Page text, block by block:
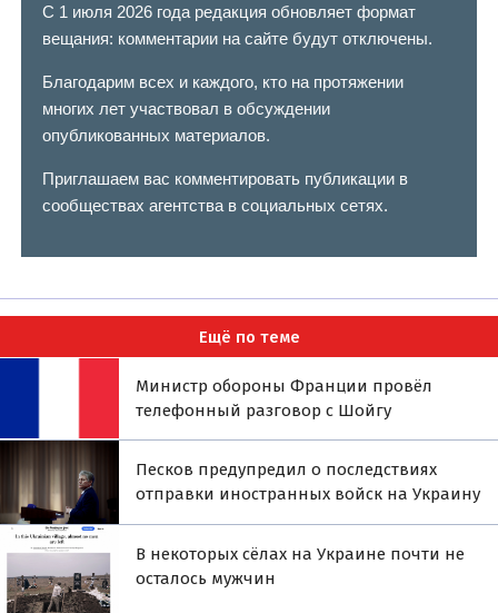
С 1 июля 2026 года редакция обновляет формат
вещания: комментарии на сайте будут отключены.
Благодарим всех и каждого, кто на протяжении
многих лет участвовал в обсуждении
опубликованных материалов.
Приглашаем вас комментировать публикации в
сообществах агентства в социальных сетях.
Ещё по теме
Министр обороны Франции провёл
телефонный разговор с Шойгу
Песков предупредил о последствиях
отправки иностранных войск на Украину
В некоторых сёлах на Украине почти не
осталось мужчин